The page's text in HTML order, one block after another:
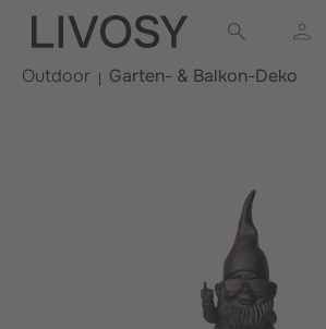
springen
Outdoor
Garten- & Balkon-Deko